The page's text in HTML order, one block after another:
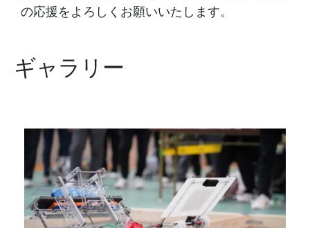
の応援をよろしくお願いいたします。
ギャラリー